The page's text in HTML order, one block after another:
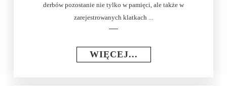
derbów pozostanie nie tylko w pamięci, ale także w
zarejestrowanych klatkach ...
WIĘCEJ...